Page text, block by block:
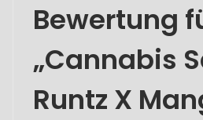
Bewertung
„Cannabis
Runtz X